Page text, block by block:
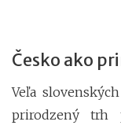
Česko ako
Veľa
prirodzený trh